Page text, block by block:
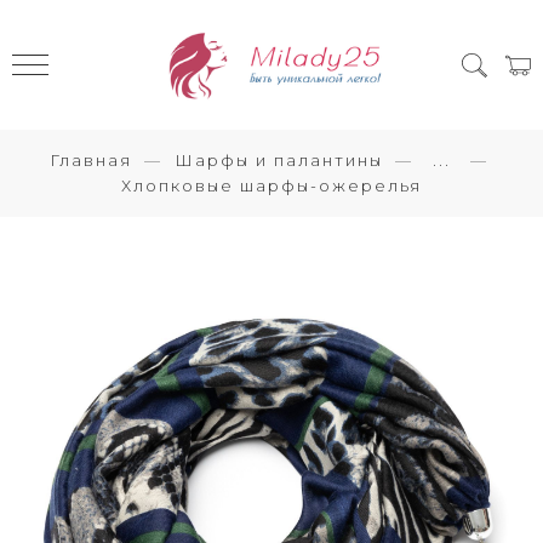
Главная Шарфы и палантины
Хлопковые шарфы-ожерелья